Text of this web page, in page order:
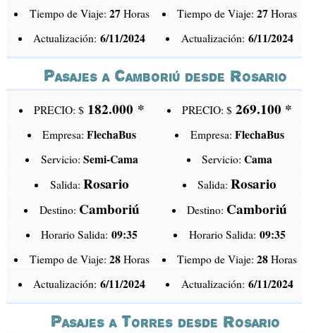
Tiempo de Viaje: 27Horas
Actualización:6/11/2024
Tiempo de Viaje:27 Horas
Actualización: 6/11/2024
Pasajes a Camboriú desde Rosario
PRECIO: $ 182.000 *
Empresa:FlechaBus
Servicio: Semi-Cama
Salida: Rosario
Destino: Camboriú
Horario Salida:09:35
Tiempo de Viaje: 28Horas
Actualización:6/11/2024
PRECIO: $269.100 *
Empresa: FlechaBus
Servicio:Cama
Salida:Rosario
Destino: Camboriú
Horario Salida: 09:35
Tiempo de Viaje:28 Horas
Actualización: 6/11/2024
Pasajes a Torres desde Rosario